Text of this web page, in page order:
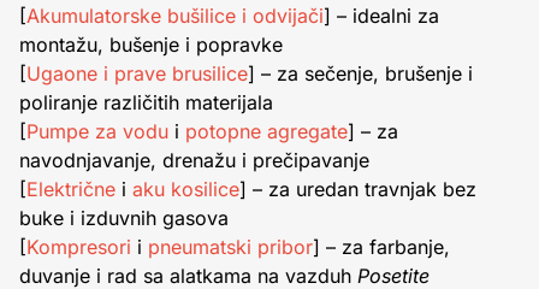
[Akumulatorske bušilice i odvijači] – idealni za
montažu, bušenje i popravke
[Ugaone i prave brusilice] – za sečenje, brušenje i
poliranje različitih materijala
[Pumpe za vodu i potopne agregate] – za
navodnjavanje, drenažu i prečipavanje
[Električne i aku kosilice] – za uredan travnjak bez
buke i izduvnih gasova
[Kompresori i pneumatski pribor] – za farbanje,
duvanje i rad sa alatkama na vazduh Posetite